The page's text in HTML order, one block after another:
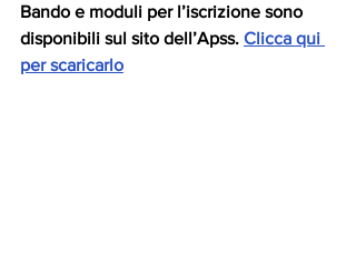
Bando e moduli per l’iscrizione sono
disponibili sul sito dell’Apss. Clicca qui
per scaricarlo